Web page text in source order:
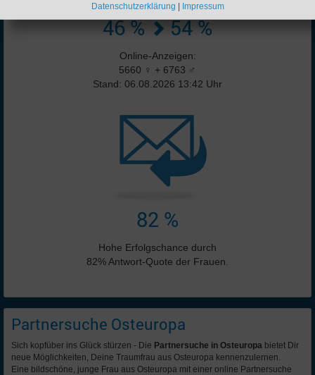
46 % 54 %
Online-Anzeigen:
5660 ♀ + 6763 ♂
Stand: 06.08.2026 13:42 Uhr
82 %
Hohe Erfolgschance durch
82% Antwort-Quote der Frauen.
Partnersuche Osteuropa
Sich kopfüber ins Glück stürzen - Die Partnersuche in Osteuropa bietet Dir
neue Möglichkeiten, Deine Traumfrau aus Osteuropa kennenzulernen.
Eine bildschöne, junge Frau aus Osteuropa mit einer online Partnersuche
Datenschutzerklärung | Impressum